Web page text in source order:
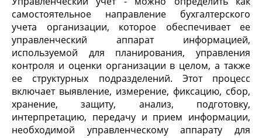
самостоятельное направление бухгалтерского
учета организации, которое обеспечивает ее
управленческий аппарат информацией,
используемой для планирования, управления
контроля и оценки организации в целом, а также
ее структурных подразделений. Этот процесс
включает выявление, измерение, фиксацию, сбор,
хранение, защиту, анализ, подготовку,
интерпретацию, передачу и прием информации,
необходимой управленческому аппарату для